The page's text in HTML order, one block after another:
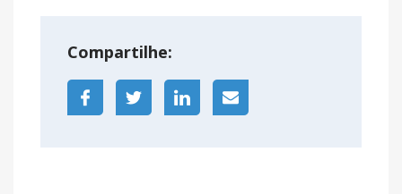
Compartilhe: